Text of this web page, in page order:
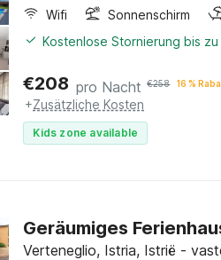
Wifi
Sonnenschirm
Kostenlose Stornierung bis
€208 pro Nacht €258 16 %
+Zusätzliche Kosten
Kids zone available
Geräumiges
Verteneglio, Istria, Istrië -